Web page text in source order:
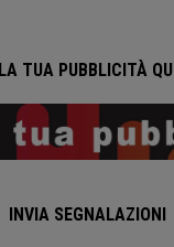
LA TUA PUBBLICITÀ QUI
INVIA SEGNALAZIONI